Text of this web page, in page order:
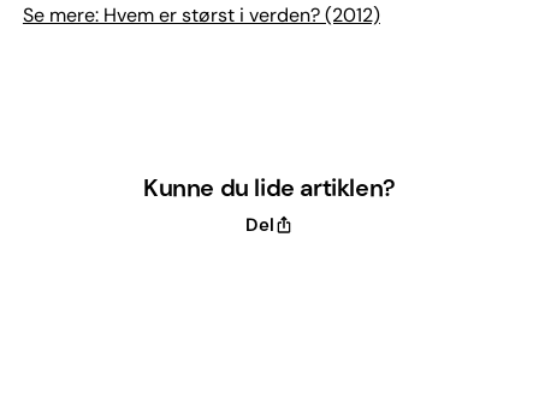
Se mere: Hvem er størst i verden? (2012)
Kunne du lide artiklen?
Del